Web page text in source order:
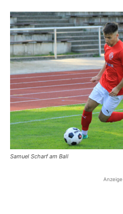
Samuel Scharf am Ball
Anzeige